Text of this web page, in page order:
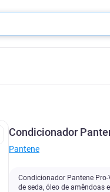
Condicionador
Pantene
Condicionador Pantene
de seda, óleo de amêndoas